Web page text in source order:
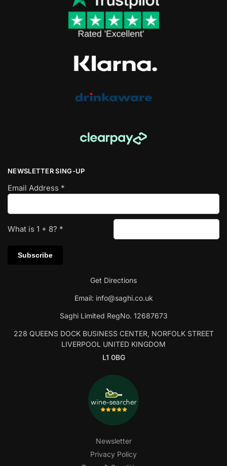
NEWSLETTER SING-UP
Email Address *
What is 1 + 8? *
Get Directions
Email: info@saghi.co.uk
Saghi Limited RegNo. 12687673
228 QUEENS DOCK BUSINESS CENTER, NORFOLK STREET
LIVERPOOL UNITED KINGDOM
L1 0BG
Newsletter
Privacy Policy